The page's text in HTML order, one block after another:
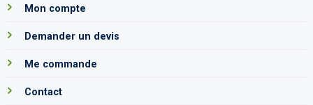
Mon compte
Demander un devis
Me commande
Contact